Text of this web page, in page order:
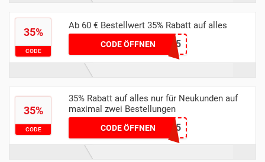
35%
CODE
Ab 60 € Bestellwert 35% Rabatt auf alles
CODE ÖFFNENBIBI35
35%
CODE
35% Rabatt auf alles nur für Neukunden auf
maximal zwei Bestellungen
CODE ÖFFNENNADJASX35